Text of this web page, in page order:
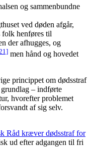
og sammenbundne
ved døden afgår,
folk henføres til
der afhugges, og
men hånd og hovedet
princippet om dødsstraf
– indførte
hvorefter problemet
af sig selv.
Råd kræver dødsstraf for
ud efter adgangen til fri